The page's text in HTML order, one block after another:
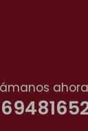
ahora